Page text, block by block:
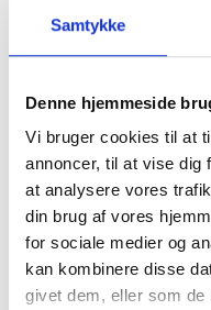
Samtykke
Denne hjemmeside
Vi bruger cookies til at
annoncer, til at vise dig
at analysere vores
din brug af vores
for sociale medier og
kan kombinere disse
givet dem, eller som
Nye krav om
2027
08. juni 2026
BL INFORMERER
Ansvar for
forsyningssvigt